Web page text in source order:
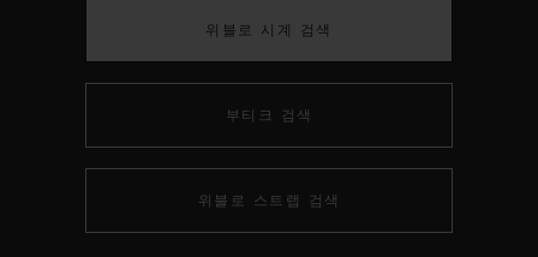
위블로 시계 검색
부티크 검색
위블로 스트랩 검색